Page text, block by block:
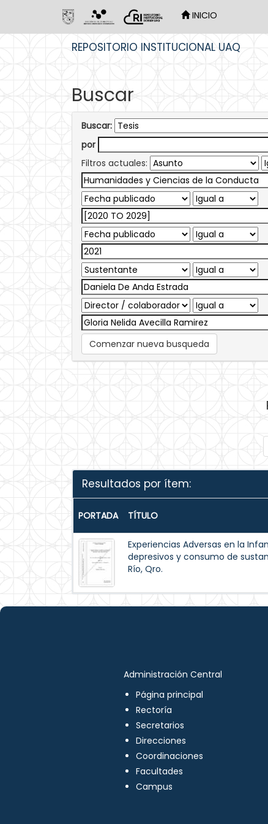
INICIO
REPOSITORIO INSTITUCIONAL UAQ
Buscar
Buscar:
por
Filtros actuales:
Comenzar nueva busqueda
Resultados por ítem:
PORTADA TÍTULO
Experiencias Adversas en la
depresivos y consumo de
Río, Qro.
Administración Central
Página principal
Rectoría
Secretarios
Direcciones
Coordinaciones
Facultades
Campus